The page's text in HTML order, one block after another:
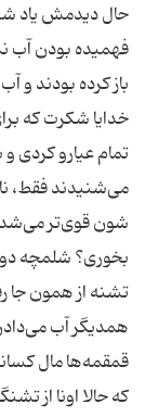
حال دیدمش یاد
فهمیده بودن آب
باز کرده بودند و
خدایا شکرت که
تمام عیارو کردی
می‌شنیدند فقط،
شون قوی‌تر
بخوری؟ شلمچه
تشنه از همون جا
همدیگر آب
قمقمه‌ها مال
که حالا اونا از